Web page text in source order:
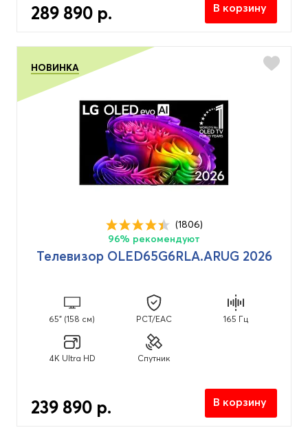
289 890 р. В корзину
НОВИНКА
(1806)
96% рекомендуют
Телевизор OLED65G6RLA.ARUG 2026
65" (158 см) PCT/EAC 165 Гц
4K Ultra HD Спутник
239 890 р. В корзину